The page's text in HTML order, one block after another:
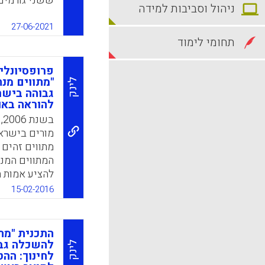
שהמורים
יותר, הם
מעצבת.
למודל
27-06-2021
לינק "מתווים
גבוהה
להוראה
מורים
המתווים
להציע
במכללות
המתווים
(סטודנטים
במכללות
לתכניות
המחקר
15-02-2016
לינק
התכנית
להשכלה
לחינוך:
ניהול וסביבות למידה
תחומי לימוד